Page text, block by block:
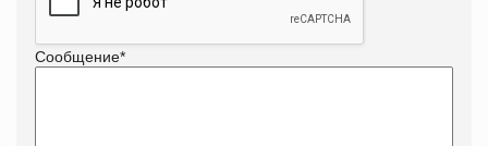
Сообщение*